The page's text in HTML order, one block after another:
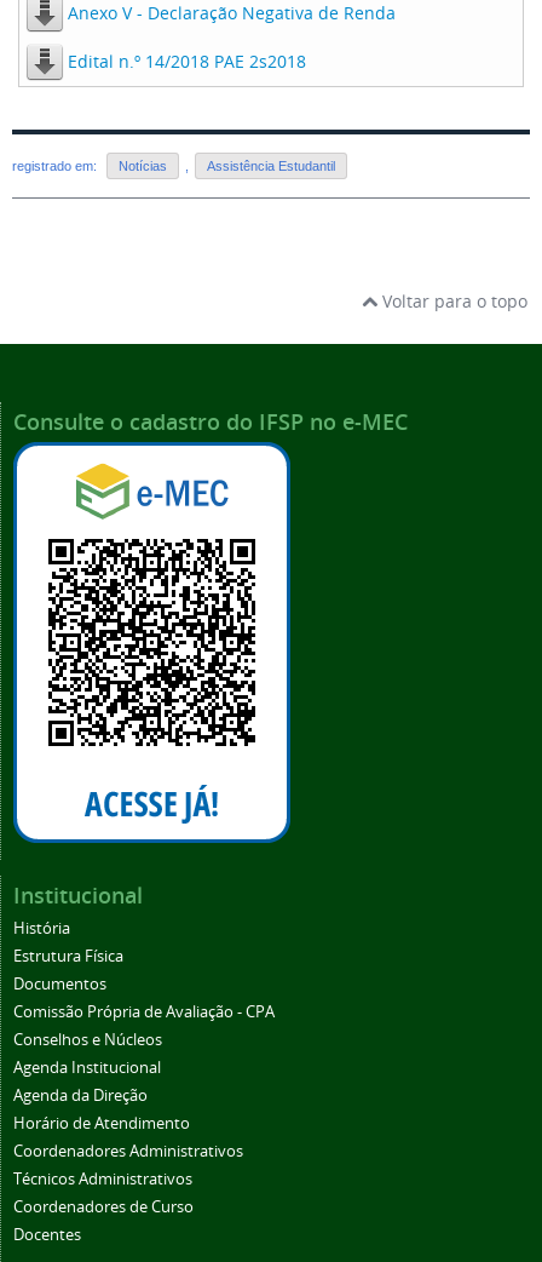
Anexo V - Declaração Negativa de Renda
Edital n.º 14/2018 PAE 2s2018
registrado em: Notícias Assistência Estudantil
Voltar para o topo
Consulte o cadastro do IFSP no e-MEC
Institucional
História
Estrutura Física
Documentos
Comissão Própria de Avaliação - CPA
Conselhos e Núcleos
Agenda Institucional
Agenda da Direção
Horário de Atendimento
Coordenadores Administrativos
Técnicos Administrativos
Coordenadores de Curso
Docentes